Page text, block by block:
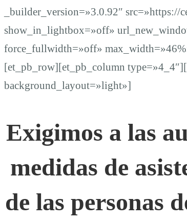
_builder_version=»3.0.92″
show_in_lightbox=»off»
force_fullwidth=»off»
[et_pb_row][et_pb_column
background_layout=»light»]
Exigimos a las
medidas de
de las personas